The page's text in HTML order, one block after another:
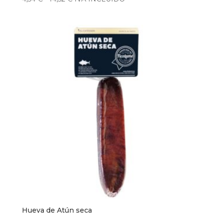
desde
4,54 €
14,52 €
Hueva de Atún seca